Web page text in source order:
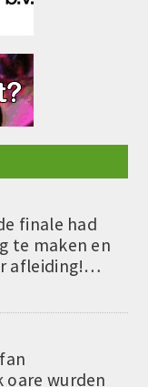
finale had
te maken en
afleiding!…
oare wurden